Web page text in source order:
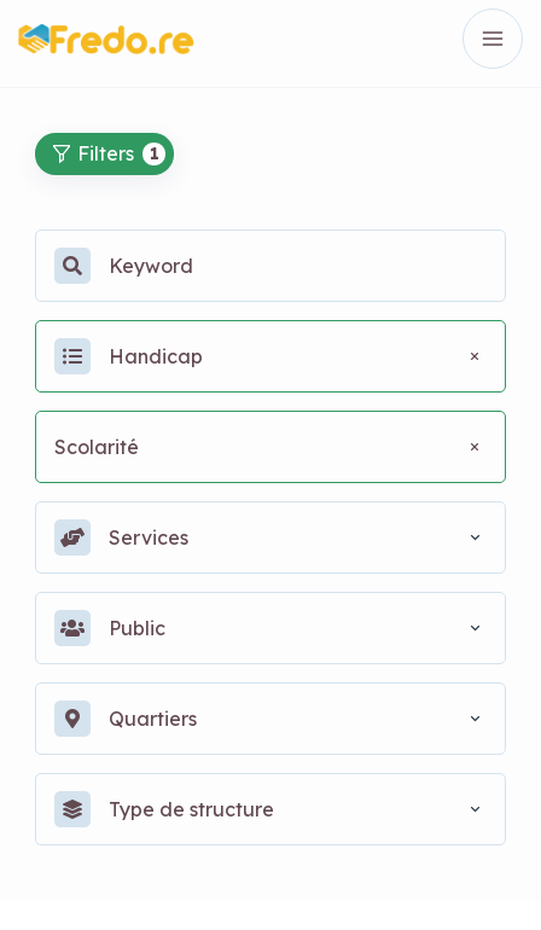
Filters 1
Handicap
Scolarité
Services
Public
Quartiers
Type de structure